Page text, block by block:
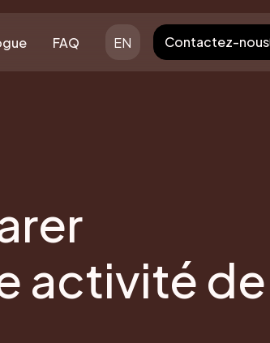
FAQ EN
Contactez-nous
Contactez-nous
activité de